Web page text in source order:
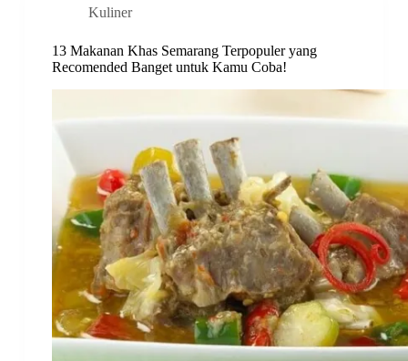
Kuliner
13 Makanan Khas Semarang Terpopuler yang
Recomended Banget untuk Kamu Coba!